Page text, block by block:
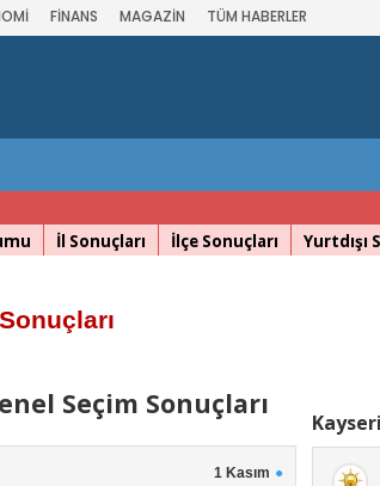
FİNANS MAGAZİN TÜM HABERLER
İl Sonuçları İlçe Sonuçları Yurtdışı
Seçim Sonuçları
1 Kasım